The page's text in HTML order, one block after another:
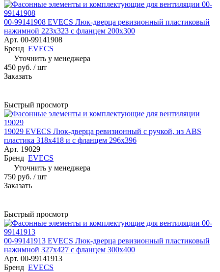
00-99141908 EVECS Люк-дверца ревизионный пластиковый
нажимной 223х323 с фланцем 200х300
Арт. 00-99141908
Бренд EVECS
Уточнить у менеджера
450 руб. / шт
Заказать
Быстрый просмотр
19029 EVECS Люк-дверца ревизионный с ручкой, из ABS
пластика 318х418 и с фланцем 296х396
Арт. 19029
Бренд EVECS
Уточнить у менеджера
750 руб. / шт
Заказать
Быстрый просмотр
00-99141913 EVECS Люк-дверца ревизионный пластиковый
нажимной 327х427 с фланцем 300х400
Арт. 00-99141913
Бренд EVECS